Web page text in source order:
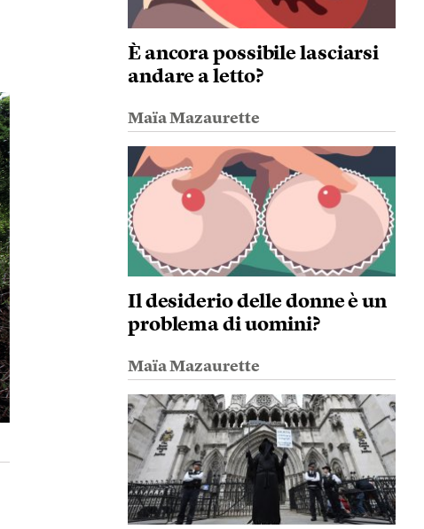
È ancora possibile lasciarsi
andare a letto?
Maïa Mazaurette
Il desiderio delle donne è un
problema di uomini?
Maïa Mazaurette